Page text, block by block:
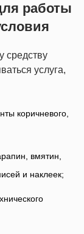
работы
средству
услуга,
коричневого,
вмятин,
и наклеек;